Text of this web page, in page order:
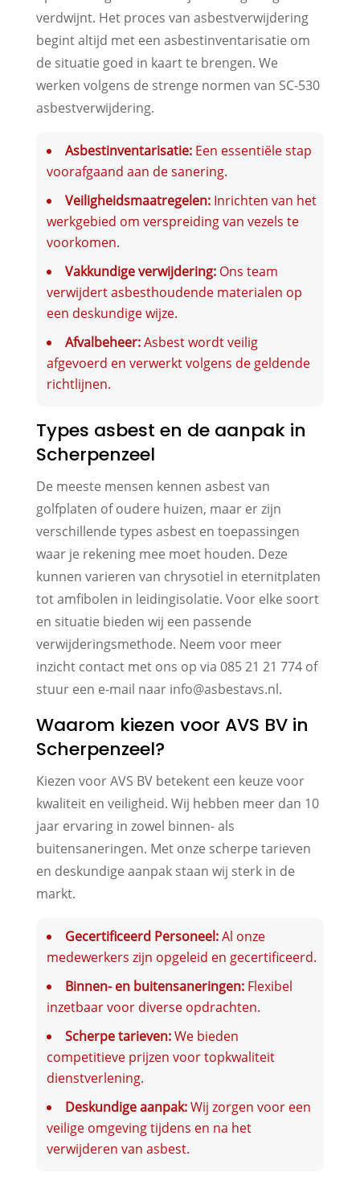
verdwijnt. Het proces van asbestverwijdering
begint altijd met een asbestinventarisatie om
de situatie goed in kaart te brengen. We
werken volgens de strenge normen van SC-530
asbestverwijdering.
Asbestinventarisatie:Een essentiële stap
voorafgaand aan de sanering.
Veiligheidsmaatregelen:Inrichten van het
werkgebied om verspreiding van vezels te
voorkomen.
Vakkundige verwijdering:Ons team
verwijdert asbesthoudende materialen op
een deskundige wijze.
Afvalbeheer:Asbest wordt veilig
afgevoerd en verwerkt volgens de geldende
richtlijnen.
Types asbest en de aanpak in
Scherpenzeel
De meeste mensen kennen asbest van
golfplaten of oudere huizen, maar er zijn
verschillende types asbest en toepassingen
waar je rekening mee moet houden. Deze
kunnen varieren van chrysotiel in eternitplaten
tot amfibolen in leidingisolatie. Voor elke soort
en situatie bieden wij een passende
verwijderingsmethode. Neem voor meer
inzicht contact met ons op via 085 21 21 774 of
stuur een e-mail naar info@asbestavs.nl.
Waarom kiezen voor AVS BV in
Scherpenzeel?
Kiezen voor AVS BV betekent een keuze voor
kwaliteit en veiligheid. Wij hebben meer dan 10
jaar ervaring in zowel binnen- als
buitensaneringen. Met onze scherpe tarieven
en deskundige aanpak staan wij sterk in de
markt.
Gecertificeerd Personeel:Al onze
medewerkers zijn opgeleid en gecertificeerd.
Binnen- en buitensaneringen:Flexibel
inzetbaar voor diverse opdrachten.
Scherpe tarieven:We bieden
competitieve prijzen voor topkwaliteit
dienstverlening.
Deskundige aanpak:Wij zorgen voor een
veilige omgeving tijdens en na het
verwijderen van asbest.